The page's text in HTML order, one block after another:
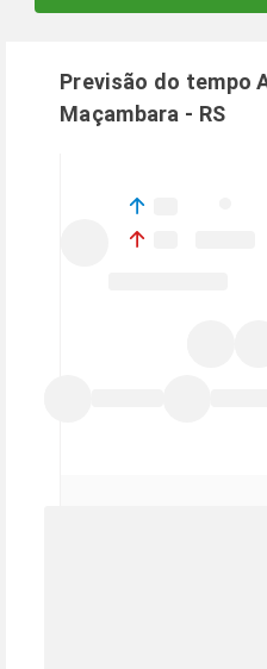
Previsão do tempo
Maçambara - RS